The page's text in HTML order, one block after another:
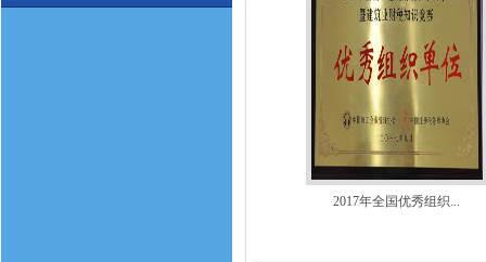
2017年全国优秀组织...